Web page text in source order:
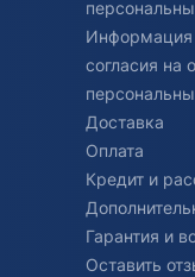
Информация
согласия на
Доставка
Оплата
Кредит и
Гарантия и
Оставить